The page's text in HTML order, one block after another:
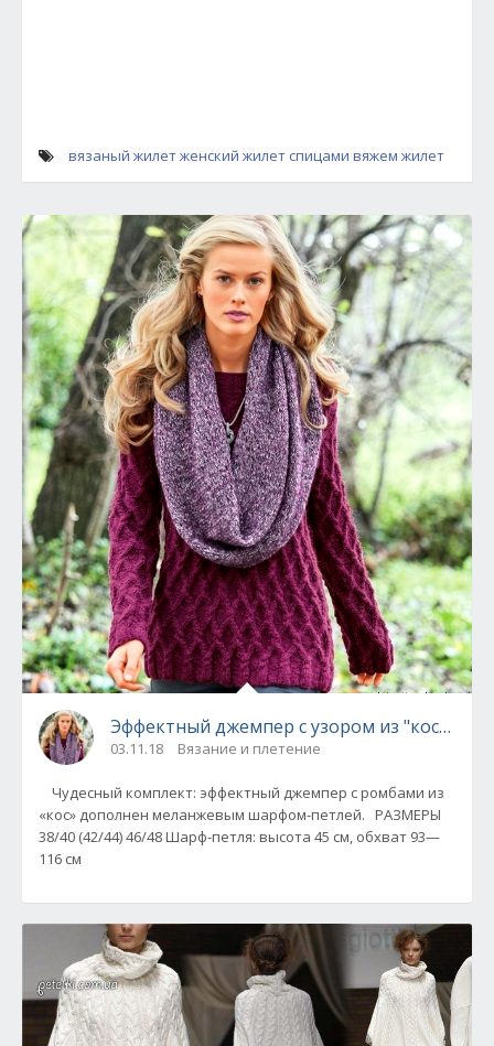
вязаный жилетженский жилет спицами вяжем жилет
Эффектный джемпер с узором из "кос"
03.11.18 Вязание и плетение
Чудесный комплект: эффектный джемпер с ромбами из
«кос» дополнен меланжевым шарфом-петлей. РАЗМЕРЫ
38/40 (42/44) 46/48 Шарф-петля: высота 45 см, обхват 93—
116 см